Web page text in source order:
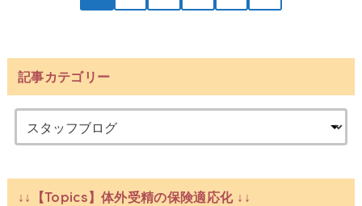
記事カテゴリー
↓↓【Topics】体外受精の保険適応化 ↓↓